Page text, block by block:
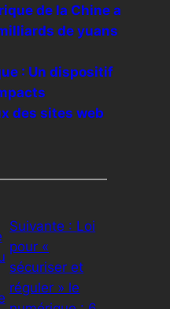
de la Chine a
de yuans
: Un dispositif
des sites web
Suivante : Loi
pour «
sécuriser et
réguler » le